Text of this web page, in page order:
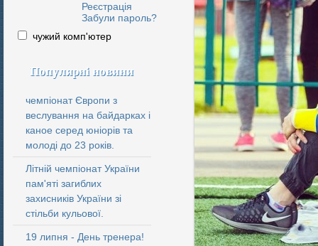
Реєстрація
Забули пароль?
чужий комп'ютер
Популярні новини
чемпіонат Європи з
веслування на байдарках і
каное серед юніорів та
молоді до 23 років.
Літній чемпіонат України
пам'яті загиблих
захисників України зі
стільби кульової.
19 липня - День тренера!